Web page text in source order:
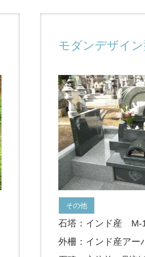
モダンデザイン
その他
石塔：インド産 M-
外柵：インド産アー